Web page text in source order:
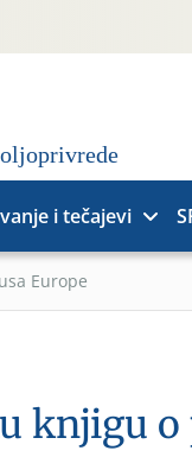
i tečajevi
Europe
knjigu